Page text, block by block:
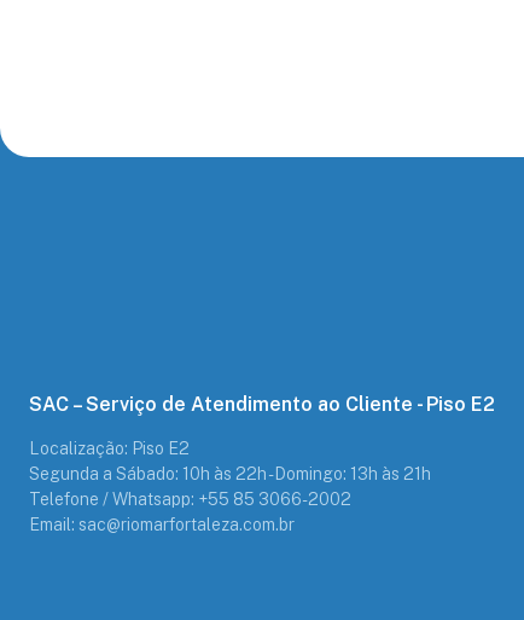
SAC – Serviço de Atendimento ao Cliente - Piso E2
Localização: Piso E2
Segunda a Sábado: 10h às 22h - Domingo: 13h às 21h
Telefone / Whatsapp: +55 85 3066-2002
Email: sac@riomarfortaleza.com.br